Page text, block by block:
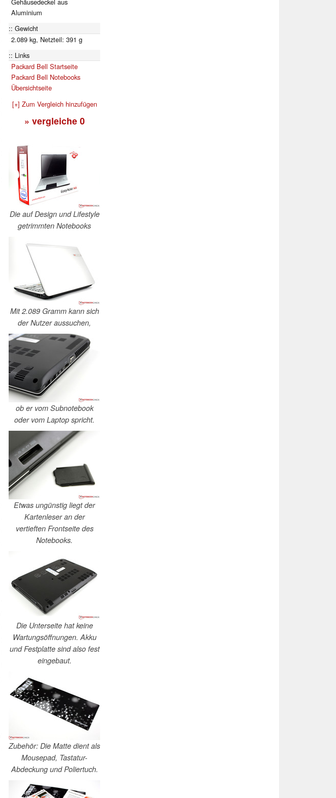
Aluminium
Gewicht
2.089 kg, Netzteil: 391 g
Links
Packard Bell Startseite
Packard Bell Notebooks
Übersichtseite
[+] Zum Vergleich hinzufügen
» vergleiche 0
Die auf Design und Lifestyle
getrimmten Notebooks
Mit 2.089 Gramm kann sich
der Nutzer aussuchen,
ob er vom Subnotebook
oder vom Laptop spricht.
Etwas ungünstig liegt der
Kartenleser an der
vertieften Frontseite des
Notebooks.
Die Unterseite hat keine
Wartungsöffnungen. Akku
und Festplatte sind also fest
eingebaut.
Zubehör: Die Matte dient als
Mousepad, Tastatur-
Abdeckung und Poliertuch.